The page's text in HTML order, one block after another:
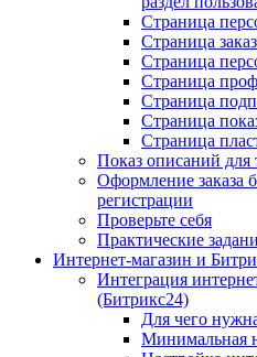
Страница
Страница
Страница
Страница
Страница
Страница
Страница
Показ описаний
Оформление заказа
регистрации
Проверьте себя
Практические
Интернет-магазин и
Интеграция
(Битрикс24)
Для чего
Минимальная